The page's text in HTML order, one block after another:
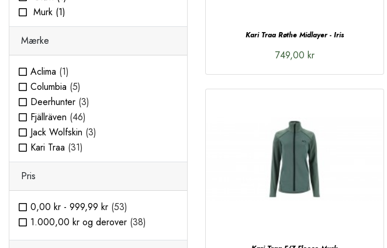
Murk (1)
Navy(2)
Royal
THYME(1)
Mærke
Aclima (1)
Columbia (5)
Deerhunter (3)
Fjällräven (46)
Jack Wolfskin (3)
Kari Traa (31)
Seeland(1)
Pris
0,00 kr - 999,99 kr (53)
1.000,00 kr og derover (38)
Kari Traa Røthe Midlayer - Iris
749,00 kr